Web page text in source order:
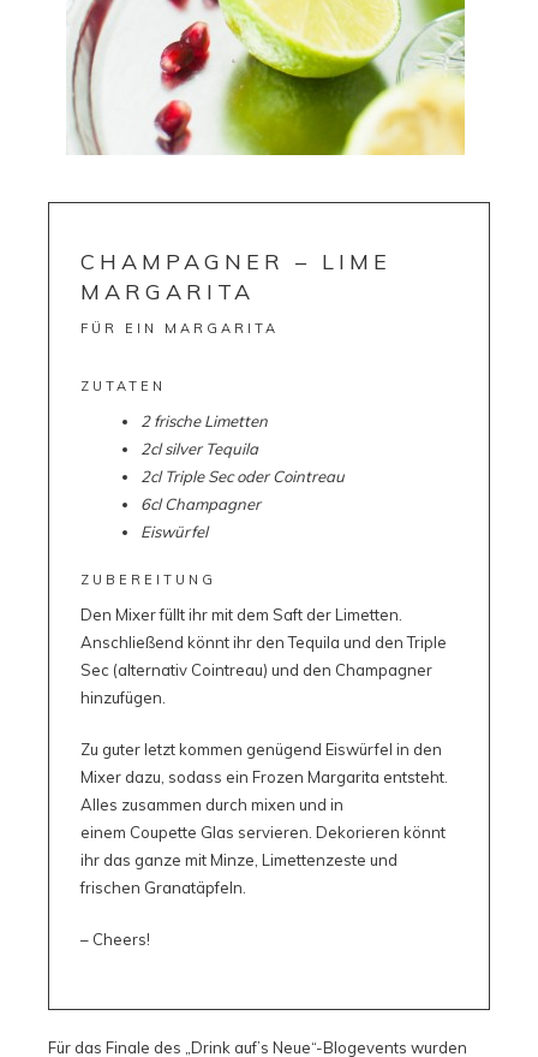
CHAMPAGNER – LIME
MARGARITA
FÜR EIN MARGARITA
ZUTATEN
2 frische Limetten
2cl silver Tequila
2cl Triple Sec oder Cointreau
6cl Champagner
Eiswürfel
ZUBEREITUNG
Den Mixer füllt ihr mit dem Saft der Limetten.
Anschließend könnt ihr den Tequila und den Triple
Sec (alternativ Cointreau) und den Champagner
hinzufügen.
Zu guter letzt kommen genügend Eiswürfel in den
Mixer dazu, sodass ein Frozen Margarita entsteht.
Alles zusammen durch mixen und in
einem Coupette Glas servieren. Dekorieren könnt
ihr das ganze mit Minze, Limettenzeste und
frischen Granatäpfeln.
– Cheers!
Für das Finale des „Drink auf’s Neue“-Blogevents wurden